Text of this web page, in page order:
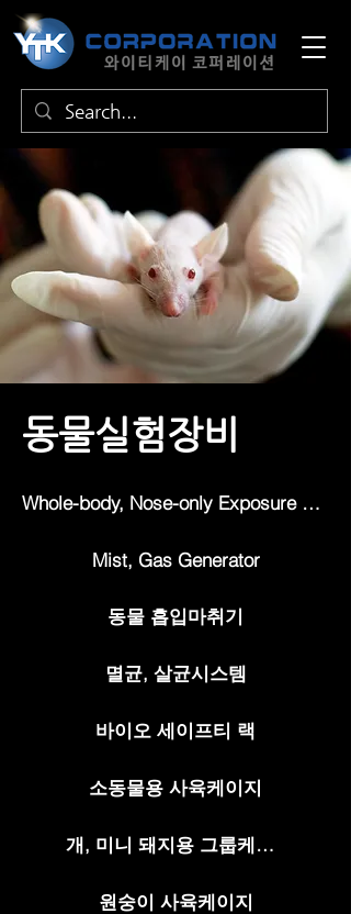
동물실험장비
Whole-body, Nose-only Exposure System
Mist, Gas Generator
동물 흡입마취기
멸균, 살균시스템
바이오 세이프티 랙
소동물용 사육케이지
개, 미니 돼지용 그룹케이지
원숭이 사육케이지